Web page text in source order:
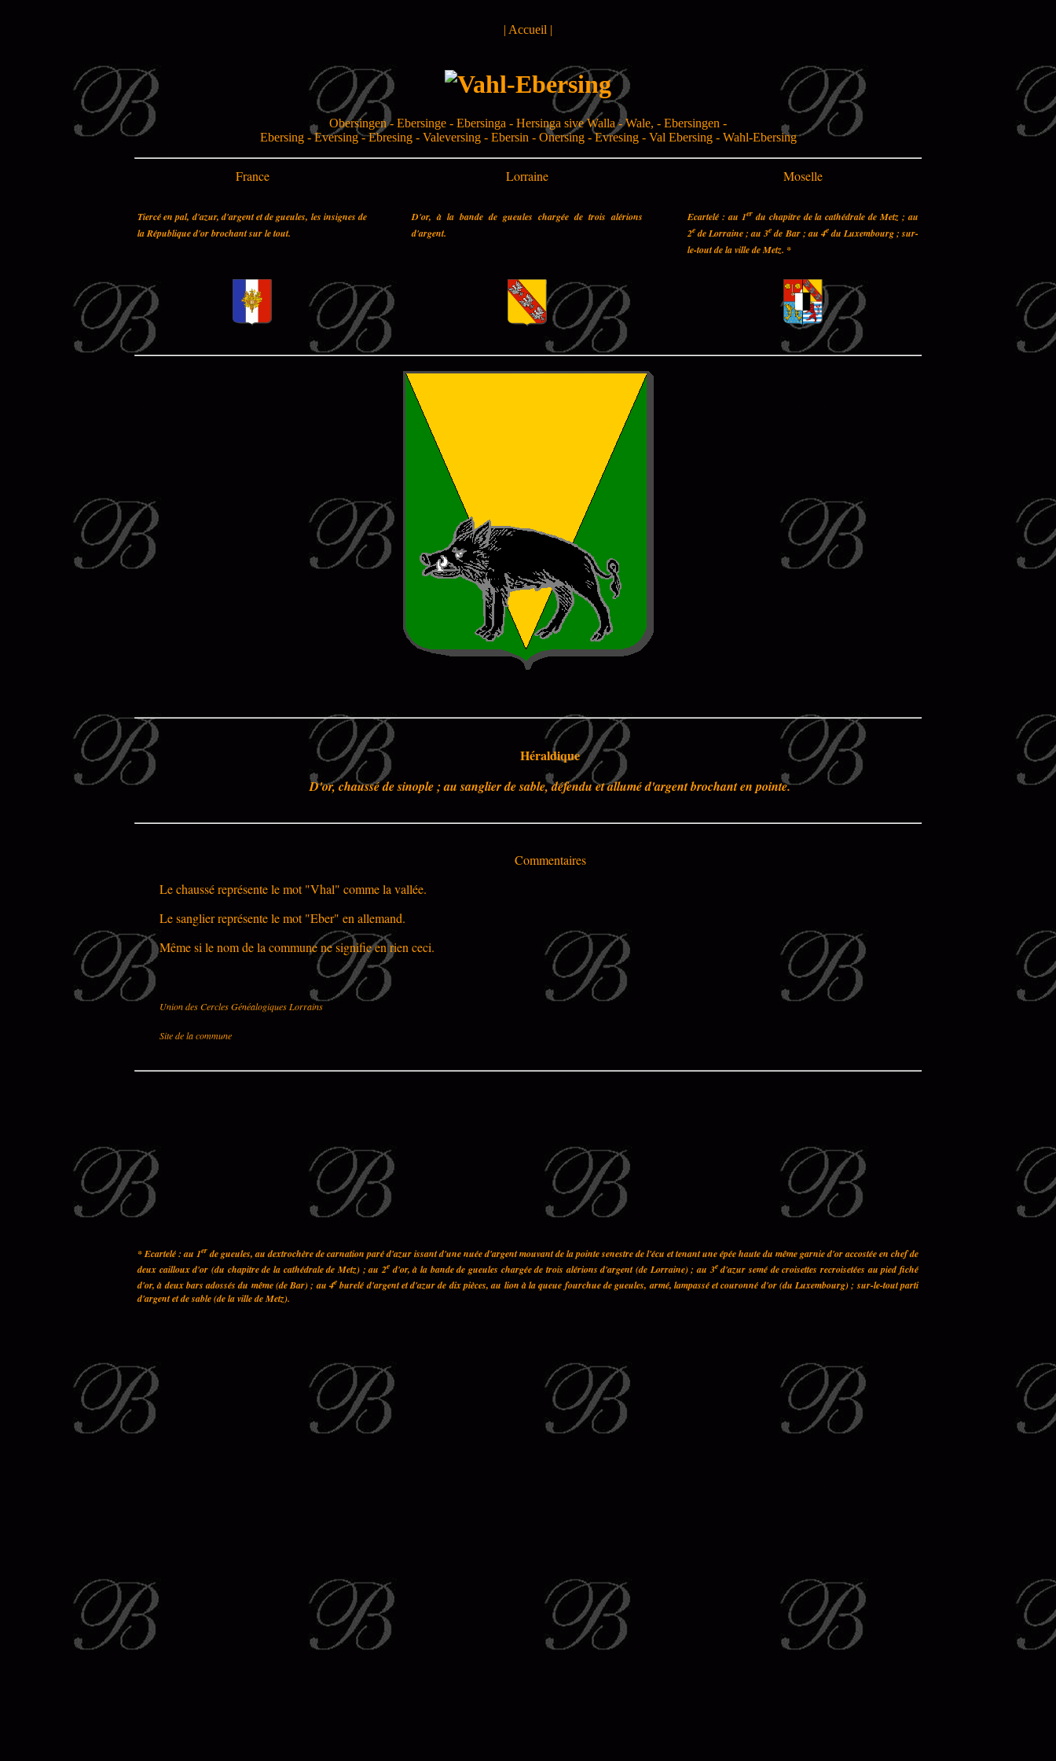
| Accueil |
Obersingen - Ebersinge - Ebersinga - Hersinga sive Walla - Wale, - Ebersingen -
Ebersing - Eversing - Ebresing - Valeversing - Ebersin - Onersing - Evresing - Val Ebersing - Wahl-Ebersing
France Lorraine Moselle
Tiercé en pal, d'azur, d'argent et de gueules, les insignes de
la République d'or brochant sur le tout.
D'or, à la bande de gueules chargée de trois alérions
d'argent.
Ecartelé : au 1erdu chapitre de la cathédrale de Metz ; au
2ede Lorraine ; au 3ede Bar ; au 4edu Luxembourg ; sur-
le-tout de la ville de Metz. *
Héraldique
D'or, chaussé de sinople ; au sanglier de sable, défendu et allumé d'argent brochant en pointe.
Commentaires
Le chaussé représente le mot "Vhal" comme la vallée.
Le sanglier représente le mot "Eber" en allemand.
Même si le nom de la commune ne signifie en rien ceci.
Union des Cercles Généalogiques Lorrains
Site de la commune
* Ecartelé : au 1erde gueules, au dextrochère de carnation paré d'azur issant d'une nuée d'argent mouvant de la pointe senestre de l'écu et tenant une épée haute du même garnie d'or accostée en chef de
deux cailloux d'or (du chapitre de la cathédrale de Metz) ; au 2e d'or, à la bande de gueules chargée de trois alérions d'argent (de Lorraine) ; au 3ed'azur semé de croisettes recroisetées au pied fiché
d'or, à deux bars adossés du même (de Bar) ; au 4e burelé d'argent et d'azur de dix pièces, au lion à la queue fourchue de gueules, armé, lampassé et couronné d'or (du Luxembourg) ; sur-le-tout parti
d'argent et de sable (de la ville de Metz).